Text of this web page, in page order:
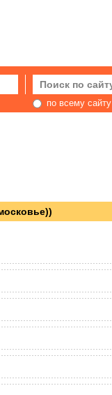
по всему сайту